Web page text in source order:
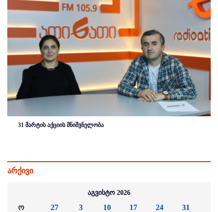
31 მარტის აქციის მნიშვნელობა
არქივი
აგვისტო 2026
ო 27 3 10 17 24 31